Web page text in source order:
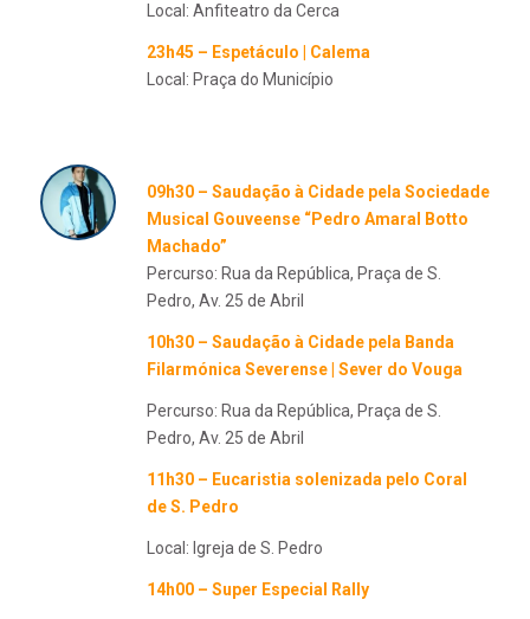
Local: Anfiteatro da Cerca
23h45 – Espetáculo | Calema
Local: Praça do Município
09h30 – Saudação à Cidade pela Sociedade
Musical Gouveense “Pedro Amaral Botto
Machado”
Percurso: Rua da República, Praça de S.
Pedro, Av. 25 de Abril
10h30 – Saudação à Cidade pela Banda
Filarmónica Severense | Sever do Vouga
Percurso: Rua da República, Praça de S.
Pedro, Av. 25 de Abril
11h30 – Eucaristia solenizada pelo Coral
de S. Pedro
Local: Igreja de S. Pedro
14h00 – Super Especial Rally